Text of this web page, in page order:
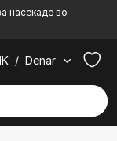
насекаде во
/ Denar